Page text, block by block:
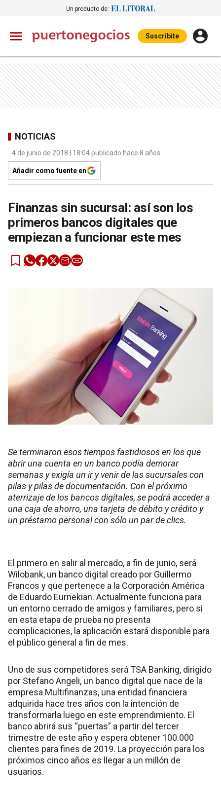
Un producto de:
Suscribite
NOTICIAS
4 de junio de 2018 | 18:04 publicado hace 8 años
Añadir como fuente en
Finanzas sin sucursal: así son los
primeros bancos digitales que
empiezan a funcionar este mes
Se terminaron esos tiempos fastidiosos en los que
abrir una cuenta en un banco podía demorar
semanas y exigía un ir y venir de las sucursales con
pilas y pilas de documentación. Con el próximo
aterrizaje de los bancos digitales, se podrá acceder a
una caja de ahorro, una tarjeta de débito y crédito y
un préstamo personal con sólo un par de clics.
El primero en salir al mercado, a fin de junio, será
Wilobank, un banco digital creado por Guillermo
Francos y que pertenece a la Corporación América
de Eduardo Eurnekian. Actualmente funciona para
un entorno cerrado de amigos y familiares, pero si
en esta etapa de prueba no presenta
complicaciones, la aplicación estará disponible para
el público general a fin de mes.
Uno de sus competidores será TSA Banking, dirigido
por Stefano Angeli, un banco digital que nace de la
empresa Multifinanzas, una entidad financiera
adquirida hace tres años con la intención de
transformarla luego en este emprendimiento. El
banco abrirá sus “puertas” a partir del tercer
trimestre de este año y espera obtener 100.000
clientes para fines de 2019. La proyección para los
próximos cinco años es llegar a un millón de
usuarios.